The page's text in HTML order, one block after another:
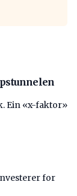
Ein «x-faktor»
for